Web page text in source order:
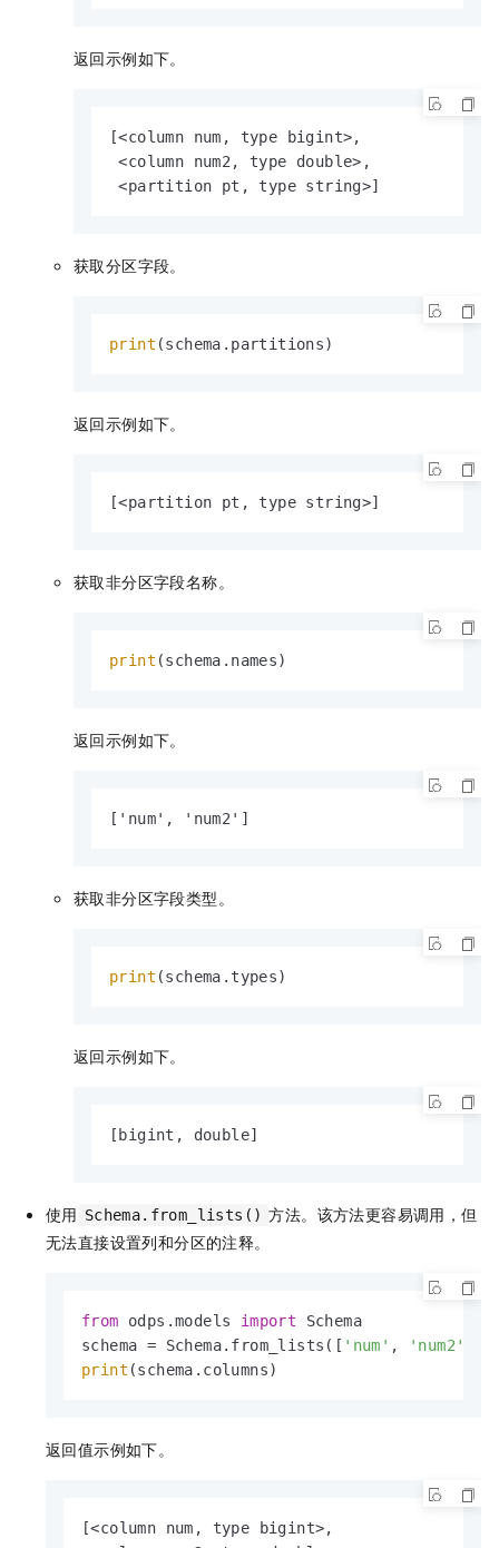
返回示例如下。
[<column num, type bigint>,
<column num2, type double>,
<partition pt, type string>]
获取分区字段。
print (schema.partitions)
返回示例如下。
[<partition pt, type string>]
获取非分区字段名称。
print (schema.names)
返回示例如下。
['num', 'num2']
获取非分区字段类型。
print (schema.types)
返回示例如下。
[bigint, double]
使用 Schema.from_lists() 方法。该方法更容易调用，但
无法直接设置列和分区的注释。
from odps.models import Schema
schema = Schema.from_lists([ 'num' , 'num2'
print (schema.columns)
返回值示例如下。
[<column num, type bigint>,